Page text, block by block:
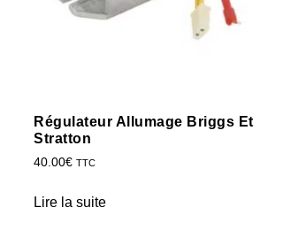
Régulateur Allumage Briggs Et
Stratton
40.00€ TTC
Lire la suite